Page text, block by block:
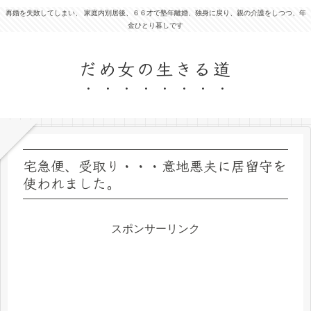
再婚を失敗してしまい、 家庭内別居後、６６才で塾年離婚、独身に戻り、親の介護をしつつ、年
金ひとり暮しです
だめ女の生きる道
宅急便、受取り・・・意地悪夫に居留守を
使われました。
スポンサーリンク